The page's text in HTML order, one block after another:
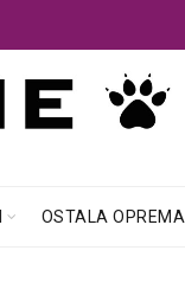
OSTALA OPREMA